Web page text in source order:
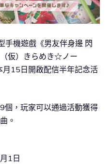
手機遊戲《男友伴身邊 閃
仮）きらめき☆ノー
月15日開啟配信半年記念活
個，玩家可以通過活動獲得
。
1日